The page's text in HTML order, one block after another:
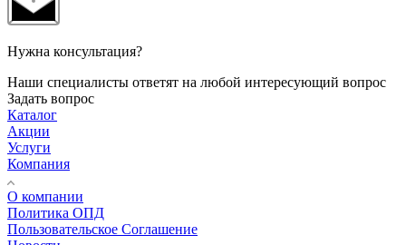
Нужна консультация?
Наши специалисты ответят на любой интересующий вопрос
Задать вопрос
Каталог
Акции
Услуги
Компания
О компании
Политика ОПД
Пользовательское Соглашение